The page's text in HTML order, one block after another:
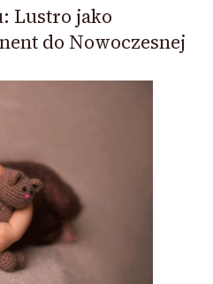
Lustro jako
do Nowoczesnej